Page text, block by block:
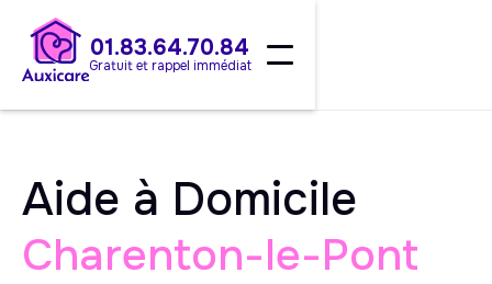
01.83.64.70.84
Gratuit et rappel immédiat
Aide à Domicile
Charenton-le-Pont